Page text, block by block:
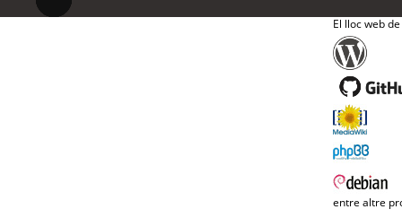
El lloc web
entre altre